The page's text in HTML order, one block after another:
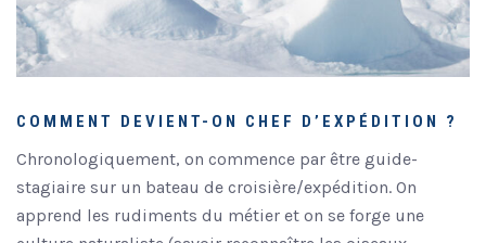
COMMENT DEVIENT-ON CHEF D’EXPÉDITION ?
Chronologiquement, on commence par être guide-
stagiaire sur un bateau de croisière/expédition. On
apprend les rudiments du métier et on se forge une